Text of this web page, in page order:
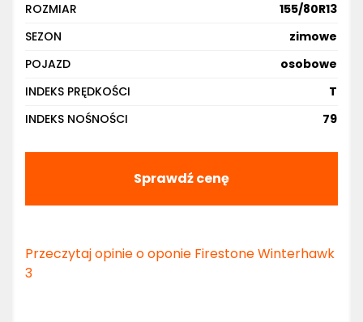
ROZMIAR
155/80R13
SEZON
zimowe
POJAZD
osobowe
INDEKS PRĘDKOŚCI
T
INDEKS NOŚNOŚCI
79
Sprawdź cenę
Przeczytaj opinie o oponie Firestone Winterhawk
3